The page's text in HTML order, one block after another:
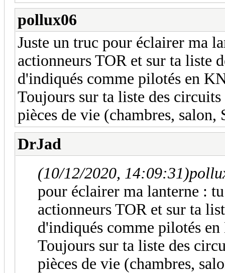
pollux06
Juste un truc pour éclairer ma
actionneurs TOR et sur ta liste
d'indiqués comme pilotés en
Toujours sur ta liste des
pièces de vie (chambres,
DrJad
(10/12/2020, 14:09:31)
pour éclairer ma lanterne :
actionneurs TOR et sur ta
d'indiqués comme pilotés
Toujours sur ta liste des
pièces de vie (chambres,